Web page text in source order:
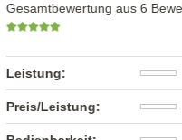
Gesamtbewertung aus 6
Leistung:
Preis/Leistung: